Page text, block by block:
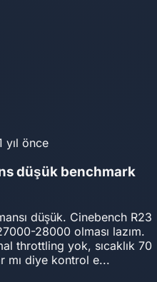
yıl önce
düşük benchmark
düşük. Cinebench R23
28000 olması lazım.
throttling yok, sıcaklık 70
mı diye kontrol e...